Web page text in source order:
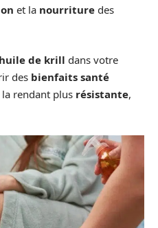
et la nourriture des
huile de krill dans votre
des bienfaits santé
rendant plus résistante,